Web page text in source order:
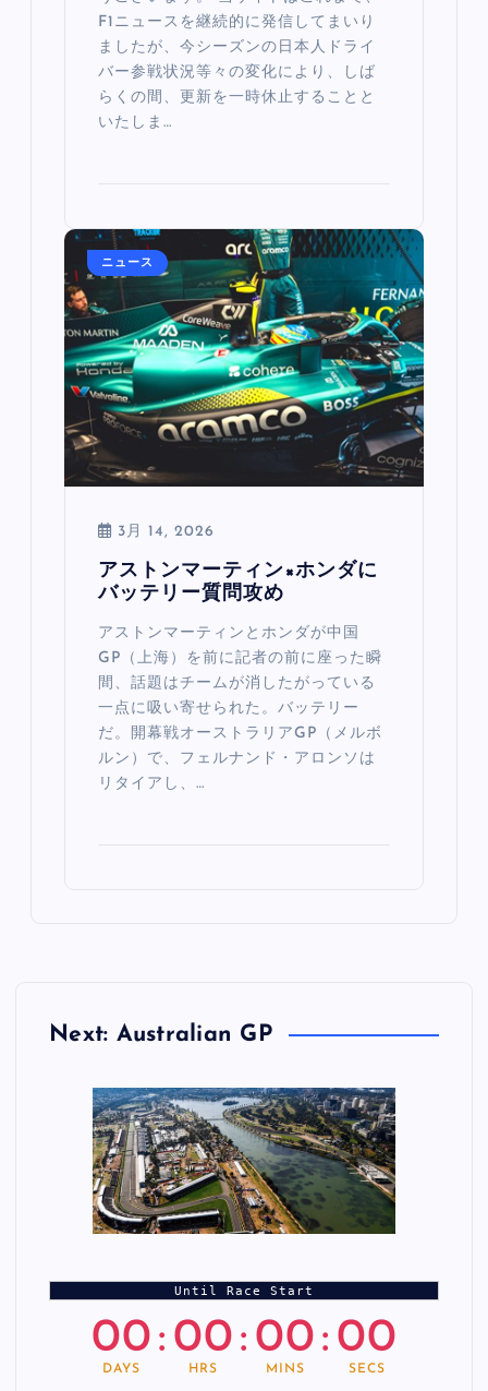
F1ニュースを継続的に発信してまいり
ましたが、今シーズンの日本人ドライ
バー参戦状況等々の変化により、しば
らくの間、更新を一時休止することと
いたしま…
ニュース
3月 14, 2026
アストンマーティン×ホンダに
バッテリー質問攻め
アストンマーティンとホンダが中国
GP（上海）を前に記者の前に座った瞬
間、話題はチームが消したがっている
一点に吸い寄せられた。バッテリー
だ。開幕戦オーストラリアGP（メルボ
ルン）で、フェルナンド・アロンソは
リタイアし、…
Next: Australian GP
Until Race Start
00
DAYS
: 00
HRS
: 00
MINS
: 00
SECS